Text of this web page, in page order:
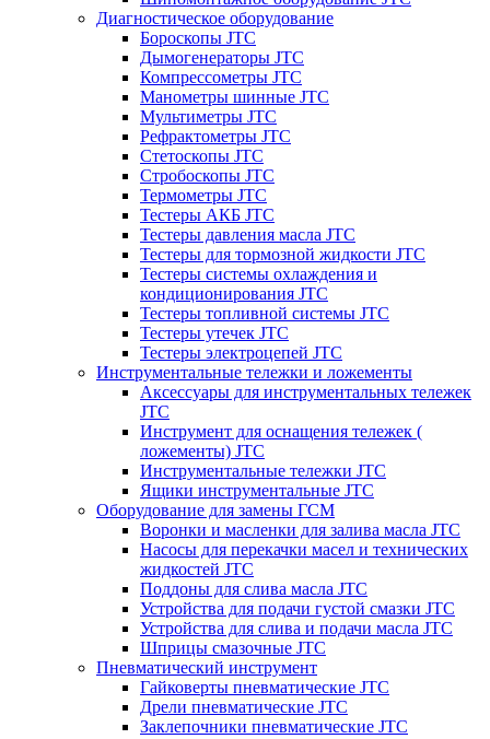
Диагностическое оборудование
Бороскопы JTC
Дымогенераторы JTC
Компрессометры JTC
Манометры шинные JTC
Мультиметры JTC
Рефрактометры JTC
Стетоскопы JTC
Стробоскопы JTC
Термометры JTC
Тестеры АКБ JTC
Тестеры давления масла JTC
Тестеры для тормозной жидкости JTC
Тестеры системы охлаждения и
кондиционирования JTC
Тестеры топливной системы JTC
Тестеры утечек JTC
Тестеры электроцепей JTC
Инструментальные тележки и ложементы
Аксессуары для инструментальных тележек
JTC
Инструмент для оснащения тележек (
ложементы) JTC
Инструментальные тележки JTC
Ящики инструментальные JTC
Оборудование для замены ГСМ
Воронки и масленки для залива масла JTC
Насосы для перекачки масел и технических
жидкостей JTC
Поддоны для слива масла JTC
Устройства для подачи густой смазки JTC
Устройства для слива и подачи масла JTC
Шприцы смазочные JTC
Пневматический инструмент
Гайковерты пневматические JTC
Дрели пневматические JTC
Заклепочники пневматические JTC